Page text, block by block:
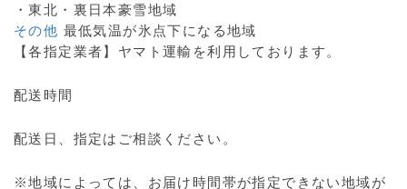
・東北・裏日本豪雪地域
その他 最低気温が氷点下になる地域
【各指定業者】ヤマト運輸を利用しております。
配送時間
配送日、指定はご相談ください。
※地域によっては、お届け時間帯が指定できない地域が